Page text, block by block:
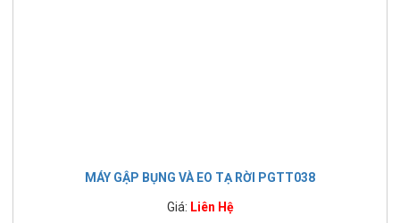
MÁY GẬP BỤNG VÀ EO TẠ RỜI PGTT038
Giá: Liên Hệ